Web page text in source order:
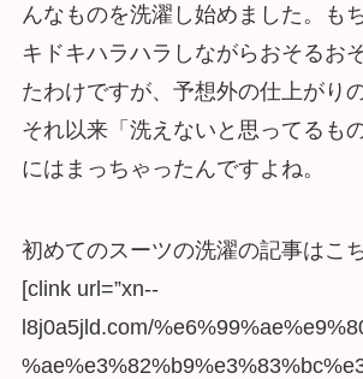
んなものを洗濯し始めました。も
キドキハラハラしながらおそるお
たわけですが、予想外の仕上がり
それ以来「洗えないと思ってるも
にはまっちゃったんですよね。
初めてのスーツの洗濯の記事はこ
[clink url=”xn--
l8j0a5jld.com/